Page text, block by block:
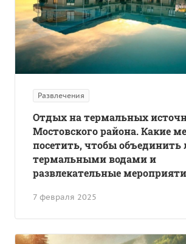
Развлечения
7 февраля 2025
Отдых на термальных
Мостовского района. Какие
посетить, чтобы объединить
термальными водами и
развлекательные